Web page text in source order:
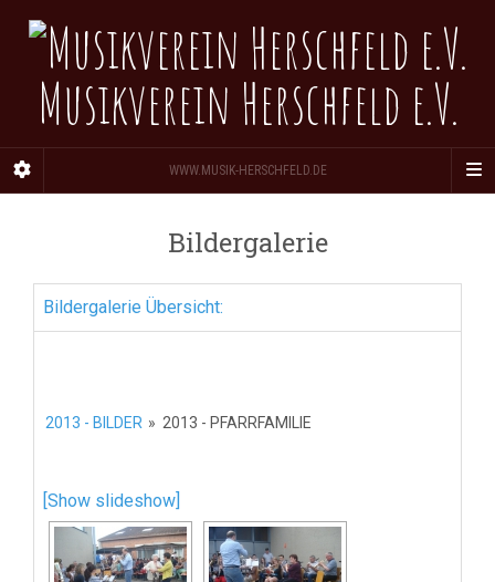
Musikverein Herschfeld e.V.
WWW.MUSIK-HERSCHFELD.DE
Bildergalerie
Bildergalerie Übersicht:
2013 - BILDER » 2013 - PFARRFAMILIE
[Show slideshow]